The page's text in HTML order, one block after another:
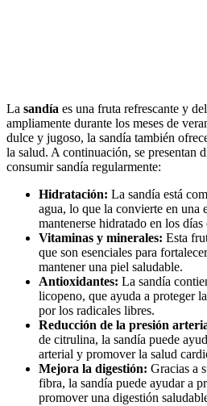
La sandía es una fruta refrescante y
ampliamente durante los meses de
dulce y jugoso, la sandía también
la salud. A continuación, se presentan
consumir sandía regularmente:
Hidratación: La sandía está
agua, lo que la convierte en una
mantenerse hidratado en los días
Vitaminas y minerales: Esta
que son esenciales para
mantener una piel saludable.
Antioxidantes: La sandía
licopeno, que ayuda a proteger
por los radicales libres.
Reducción de la presión
de citrulina, la sandía puede
arterial y promover la salud
Mejora la digestión: Gracias a
fibra, la sandía puede ayudar a
promover una digestión